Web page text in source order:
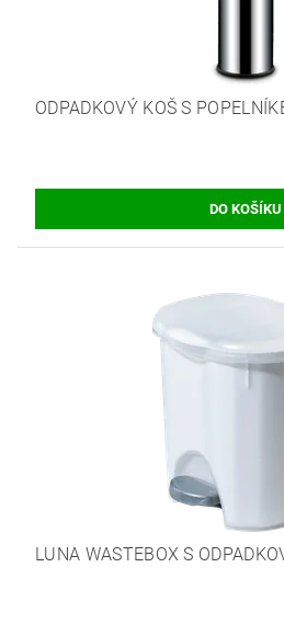
ODPADKOVÝ KOŠ S
LUNA WASTEBOX S